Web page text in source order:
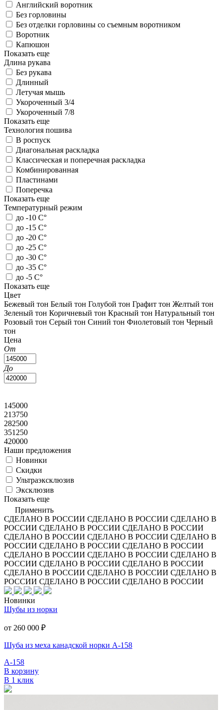
Английский воротник
Без горловины
Без отделки горловины со съемным воротником
Воротник
Капюшон
Показать еще
Длина рукава
Без рукава
Длинный
Летучая мышь
Укороченный 3/4
Укороченный 7/8
Показать еще
Технология пошива
В роспуск
Диагональная раскладка
Классическая и поперечная раскладка
Комбинированная
Пластинами
Поперечка
Показать еще
Температурный режим
до -10 С°
до -15 С°
до -20 С°
до -25 С°
до -30 С°
до -35 С°
до -5 С°
Показать еще
Цвет
Бежевый тон Белый тон Голубой тон Графит тон Желтый тон
Зеленый тон Коричневый тон Красный тон Натуральный тон
Розовый тон Серый тон Синий тон Фиолетовый тон Черный
тон
Цена
От
До
145000
213750
282500
351250
420000
Наши предложения
Новинки
Скидки
Ультраэксклюзив
Эксклюзив
Показать еще
Применить
СДЕЛАНО В РОССИИ СДЕЛАНО В РОССИИ СДЕЛАНО В
РОССИИ СДЕЛАНО В РОССИИ СДЕЛАНО В РОССИИ
СДЕЛАНО В РОССИИ СДЕЛАНО В РОССИИ СДЕЛАНО В
РОССИИ СДЕЛАНО В РОССИИ СДЕЛАНО В РОССИИ
СДЕЛАНО В РОССИИ СДЕЛАНО В РОССИИ СДЕЛАНО В
РОССИИ СДЕЛАНО В РОССИИ СДЕЛАНО В РОССИИ
СДЕЛАНО В РОССИИ СДЕЛАНО В РОССИИ СДЕЛАНО В
РОССИИ СДЕЛАНО В РОССИИ СДЕЛАНО В РОССИИ
Новинки
Шубы из норки
от 260 000 ₽
Шуба из меха канадской норки А-158
А-158
В корзину
В 1 клик